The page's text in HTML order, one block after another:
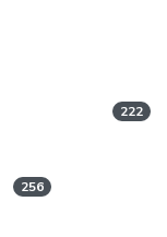
222
256